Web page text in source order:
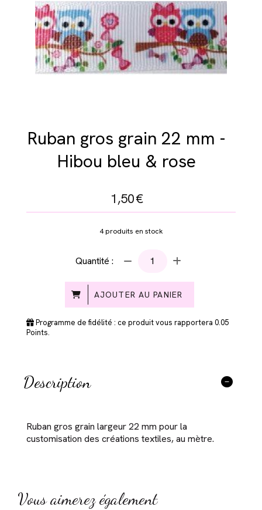
Ruban gros grain 22 mm -
Hibou bleu & rose
1,50€
4produits en stock
Quantité :
AJOUTER AU PANIER
Programme de fidélité : ce produit vous rapportera 0.05
Points.
Description
Ruban gros grain largeur 22 mm pour la
customisation des créations textiles, au mètre.
Vous aimerez également